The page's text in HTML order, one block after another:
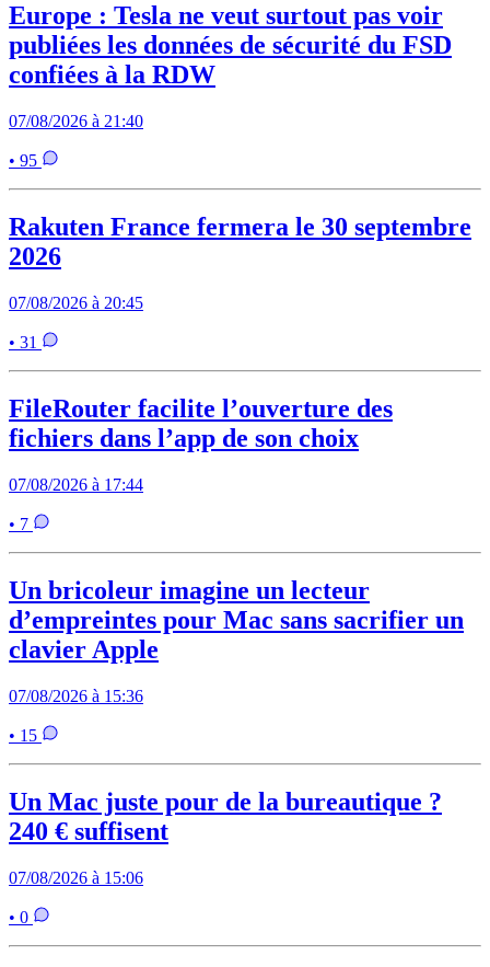
Europe : Tesla ne veut surtout pas voir
publiées les données de sécurité du FSD
confiées à la RDW
07/08/2026 à 21:40
• 95
Rakuten France fermera le 30 septembre
2026
07/08/2026 à 20:45
• 31
FileRouter facilite l’ouverture des
fichiers dans l’app de son choix
07/08/2026 à 17:44
• 7
Un bricoleur imagine un lecteur
d’empreintes pour Mac sans sacrifier un
clavier Apple
07/08/2026 à 15:36
• 15
Un Mac juste pour de la bureautique ?
240 € suffisent
07/08/2026 à 15:06
• 0